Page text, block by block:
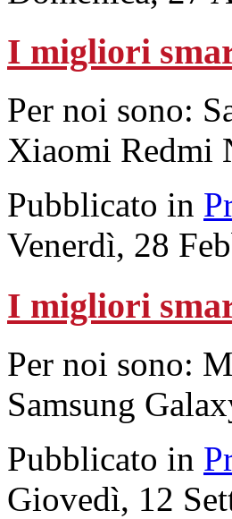
I migliori
Per noi sono:
Xiaomi Redmi
Pubblicato in
Venerdì, 28
I migliori
Per noi sono:
Samsung
Pubblicato in
Giovedì, 12